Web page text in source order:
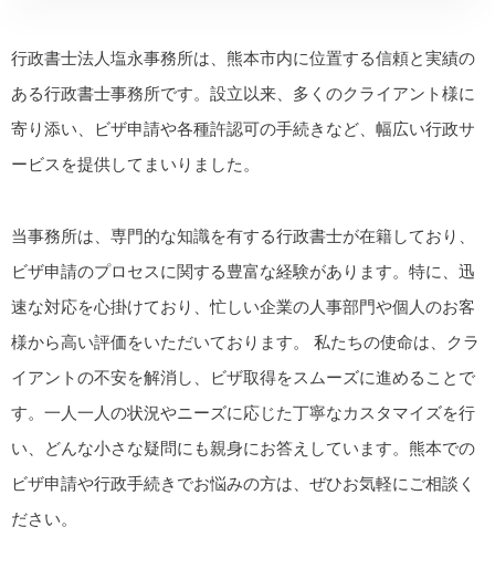
行政書士法人塩永事務所は、熊本市内に位置する信頼と実績の
ある行政書士事務所です。設立以来、多くのクライアント様に
寄り添い、ビザ申請や各種許認可の手続きなど、幅広い行政サ
ービスを提供してまいりました。
当事務所は、専門的な知識を有する行政書士が在籍しており、
ビザ申請のプロセスに関する豊富な経験があります。特に、迅
速な対応を心掛けており、忙しい企業の人事部門や個人のお客
様から高い評価をいただいております。 私たちの使命は、クラ
イアントの不安を解消し、ビザ取得をスムーズに進めることで
す。一人一人の状況やニーズに応じた丁寧なカスタマイズを行
い、どんな小さな疑問にも親身にお答えしています。熊本での
ビザ申請や行政手続きでお悩みの方は、ぜひお気軽にご相談く
ださい。